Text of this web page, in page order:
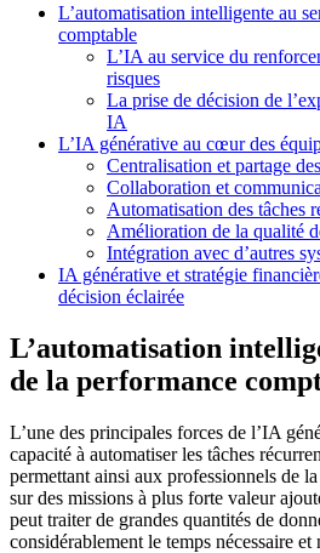
L’automatisation intelligente au
comptable
L’IA au service du
risques
La prise de décision de
IA
L’IA générative au cœur des
Centralisation et partage
Collaboration et
Automatisation des tâches
Amélioration de la qualité
Intégration avec d’autres
IA générative et stratégie
décision éclairée
L’automatisation
de la performance
L’une des principales forces de l’IA
capacité à automatiser les tâches
permettant ainsi aux professionnels de
sur des missions à plus forte valeur
peut traiter de grandes quantités de
considérablement le temps nécessaire